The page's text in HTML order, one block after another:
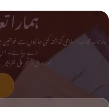
ہمارا
ماہ نامہ حجاب اسلامی گذشتہ کئی دہائیوں سے
دے رہا ہے۔ اس
اور دینی و تحریکی